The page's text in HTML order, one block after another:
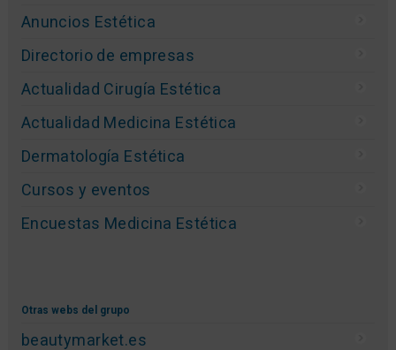
Anuncios Estética
Directorio de empresas
Actualidad Cirugía Estética
Actualidad Medicina Estética
Dermatología Estética
Cursos y eventos
Encuestas Medicina Estética
Otras webs del grupo
beautymarket.es